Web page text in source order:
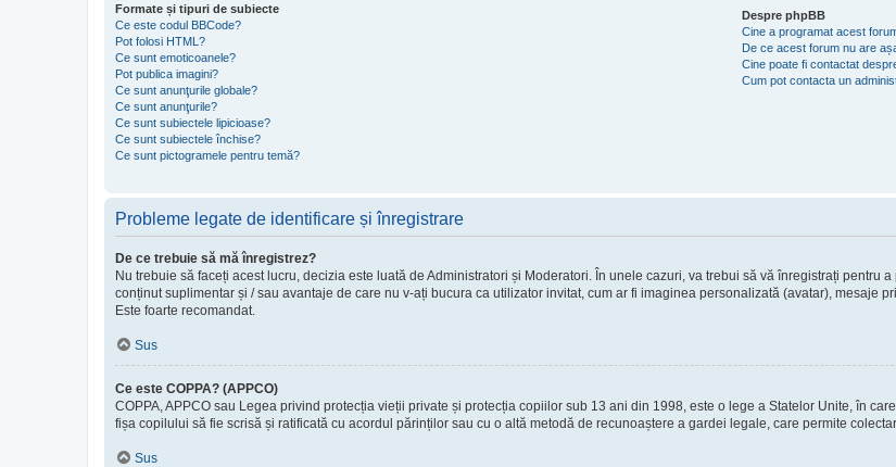
Formate și tipuri de subiecte
Ce este codul BBCode?
Pot folosi HTML?
Ce sunt emoticoanele?
Pot publica imagini?
Ce sunt anunţurile globale?
Ce sunt anunţurile?
Ce sunt subiectele lipicioase?
Ce sunt subiectele închise?
Ce sunt pictogramele pentru temă?
Despre phpBB
Cine a programat acest
De ce acest forum nu are
Cine poate fi contactat
Cum pot contacta un
Probleme legate de identificare și înregistrare
De ce trebuie să mă înregistrez?
Nu trebuie să faceți acest lucru, decizia este luată de Administratori și Moderatori. În unele cazuri, va trebui să vă înregistrați pentru
conținut suplimentar și / sau avantaje de care nu v-ați bucura ca utilizator invitat, cum ar fi imaginea personalizată (avatar), mesaje
Este foarte recomandat.
Sus
Ce este COPPA? (APPCO)
COPPA, APPCO sau Legea privind protecția vieții private și protecția copiilor sub 13 ani din 1998, este o lege a Statelor Unite, în
fișa copilului să fie scrisă și ratificată cu acordul părinților sau cu o altă metodă de recunoaștere a gardei legale, care permite
Sus